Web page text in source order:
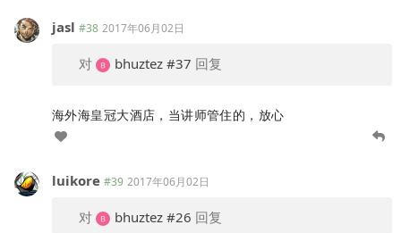
jasl #38 2017年06月02日
对 bhuztez #37 回复
海外海皇冠大酒店，当讲师管住的，放心
luikore #39 2017年06月02日
对 bhuztez #26 回复